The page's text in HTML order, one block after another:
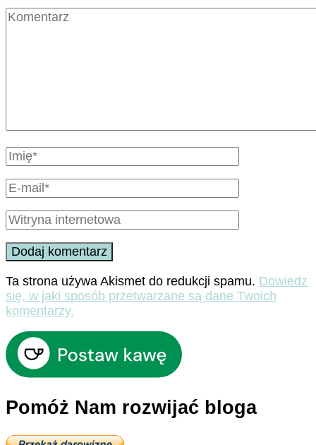
Ta strona używa Akismet do redukcji spamu. Dowiedz
się, w jaki sposób przetwarzane są dane Twoich
komentarzy.
Pomóż Nam rozwijać bloga